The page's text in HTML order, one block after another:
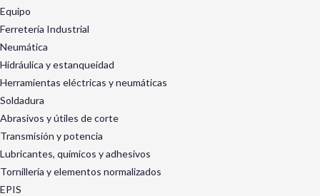
Equipo
Ferretería Industrial
Neumática
Hidráulica y estanqueidad
Herramientas eléctricas y neumáticas
Soldadura
Abrasivos y útiles de corte
Transmisión y potencia
Lubricantes, químicos y adhesivos
Tornillería y elementos normalizados
EPIS